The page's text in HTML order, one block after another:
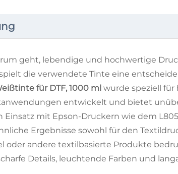
geht, lebendige und hochwertige
die verwendete Tinte eine
für DTF, 1000 ml wurde speziell für
entwickelt und bietet
Einsatz mit Epson-Druckern wie dem
Ergebnisse sowohl für den
oder andere textilbasierte Produkte
Details, leuchtende Farben und